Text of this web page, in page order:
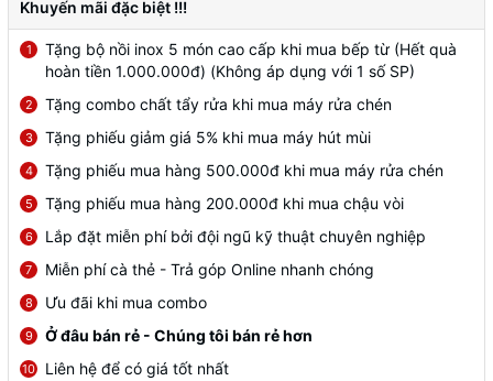
Khuyến mãi đặc biệt !!!
1
Tặng bộ nồi inox 5 món cao cấp khi mua bếp từ (Hết quà
hoàn tiền 1.000.000đ) (Không áp dụng với 1 số SP)
2 Tặng combo chất tẩy rửa khi mua máy rửa chén
3 Tặng phiếu giảm giá 5% khi mua máy hút mùi
4 Tặng phiếu mua hàng 500.000đ khi mua máy rửa chén
5 Tặng phiếu mua hàng 200.000đ khi mua chậu vòi
6 Lắp đặt miễn phí bởi đội ngũ kỹ thuật chuyên nghiệp
7 Miễn phí cà thẻ - Trả góp Online nhanh chóng
8 Ưu đãi khi mua combo
9 Ở đâu bán rẻ - Chúng tôi bán rẻ hơn
10 Liên hệ để có giá tốt nhất